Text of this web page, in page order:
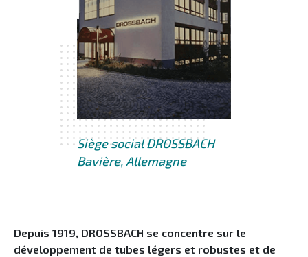
Siège social DROSSBACH
Bavière, Allemagne
Depuis 1919, DROSSBACH se concentre sur le
développement de tubes légers et robustes et de